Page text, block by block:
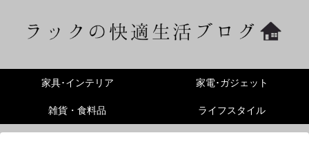
家具･インテリア 家電･ガジェット
雑貨・食料品 ライフスタイル